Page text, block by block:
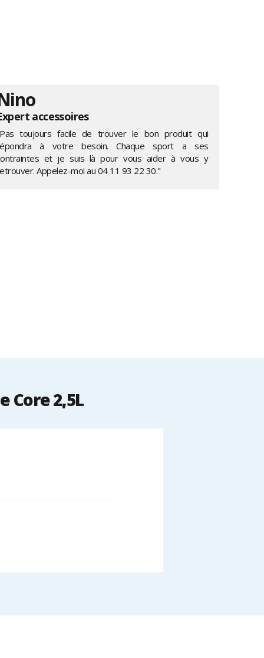
accessoires
toujours facile de trouver le bon produit qui
à votre besoin. Chaque sport a ses
et je suis là pour vous aider à vous y
Appelez-moi au04 11 93 22 30."
Core 2,5L